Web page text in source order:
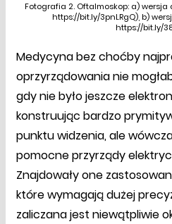
Fotografia 2. Oftalmoskop: a)
https://bit.ly/3pnLRgQ), b)
https://bit.ly/
Medycyna bez choćby
oprzyrządowania nie
gdy nie było jeszcze
konstruując bardzo
punktu widzenia, ale
pomocne przyrządy
Znajdowały one
które wymagają dużej
zaliczana jest niewątpliwie